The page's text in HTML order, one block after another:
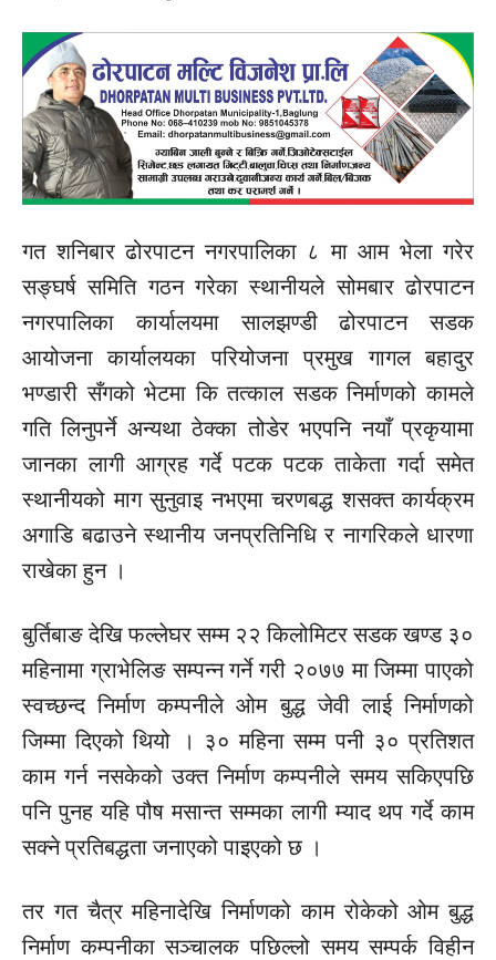
गत शनिबार ढोरपाटन नगरपालिका ८ मा आम भेला गरेर
सङ्घर्ष समितिगठन गरेका स्थानीयले सोमबार ढोरपाटन
नगरपालिका कार्यालयमा सालझण्डी ढोरपाटन सडक
आयोजना कार्यालयका परियोजना प्रमुख गागल बहादुर
भण्डारीसँगकोभेटमा कि तत्काल सडक निर्माणको कामले
गति लिनुपर्ने अन्यथा ठेक्कातोडेर भएपनिनयाँ प्रकृयामा
जानका लागी आग्रह गर्दे पटक पटक ताकेता गर्दा समेत
स्थानीयको मागसुनुवाइनभएमा चरणबद्ध शसक्त कार्यक्रम
अगाडिबढाउने स्थानीयजनप्रतिनिधिर नागरिकले धारणा
राखेका हुन ।
बुर्तिबाङ देखिफल्लेघरसम्म २२ किलोमिटर सडक खण्ड ३०
महिनामा ग्राभेलिङ सम्पन्न गर्ने गरी २०७७ मा जिम्मा पाएको
स्वच्छन्द निर्माण कम्पनीले ओम बुद्धजेवी लाईनिर्माणको
जिम्मा दिएको थियो । ३० महिना सम्मपनी३० प्रतिशत
काम गर्न नसकेको उक्त निर्माण कम्पनीले समय सकिएपछि
पनि पुनह यहिपौषमसान्तसम्मका लागी म्याद थप गर्दे काम
सक्ने प्रतिबद्धता जनाएको पाइएको छ ।
तर गत चैत्र महिनादेखि निर्माणको काम रोकेको ओम बुद्ध
निर्माण कम्पनीका सञ्चालक पछिल्लो समय सम्पर्कविहीन